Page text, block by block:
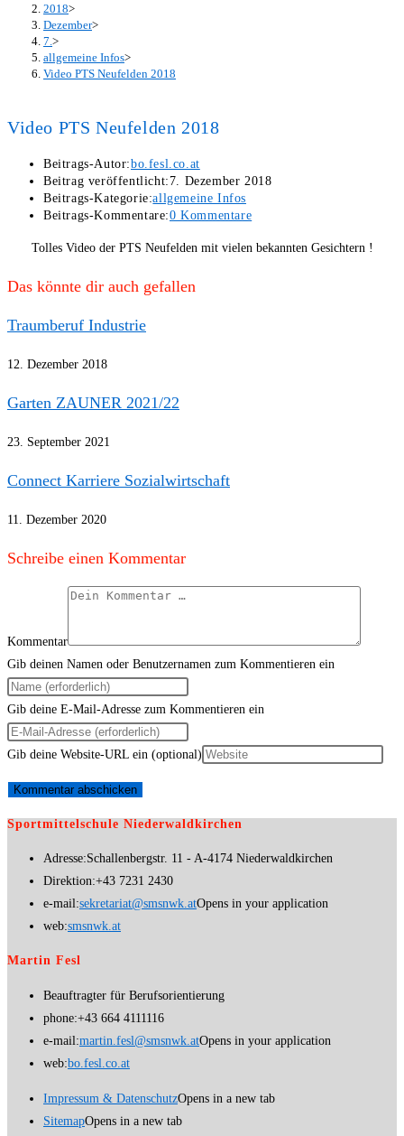
2018>
Dezember>
7. >
allgemeine Infos>
Video PTS Neufelden 2018
Video PTS Neufelden 2018
Beitrags-Autor:bo.fesl.co.at
Beitrag veröffentlicht: 7. Dezember 2018
Beitrags-Kategorie:allgemeine Infos
Beitrags-Kommentare:0 Kommentare
Tolles Video der PTS Neufelden mit vielen bekannten Gesichtern !
Das könnte dir auch gefallen
Traumberuf Industrie
12. Dezember 2018
Garten ZAUNER 2021/22
23. September 2021
Connect Karriere Sozialwirtschaft
11. Dezember 2020
Schreibe einen Kommentar
Kommentar
Gib deinen Namen oder Benutzernamen zum Kommentieren ein
Gib deine E-Mail-Adresse zum Kommentieren ein
Gib deine Website-URL ein (optional)
Sportmittelschule Niederwaldkirchen
Adresse:Schallenbergstr. 11 - A-4174 Niederwaldkirchen
Direktion:+43 7231 2430
e-mail:sekretariat@smsnwk.atOpens in your application
web:smsnwk.at
Martin Fesl
Beauftragter für Berufsorientierung
phone:+43 664 4111116
e-mail:martin.fesl@smsnwk.atOpens in your application
web:bo.fesl.co.at
Impressum & DatenschutzOpens in a new tab
SitemapOpens in a new tab